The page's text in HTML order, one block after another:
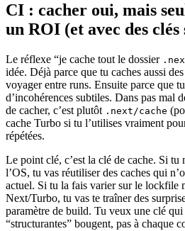
CI : cacher oui, mais
un ROI (et avec des clés
Le réflexe “je cache tout le dossier
idée. Déjà parce que tu caches aussi
voyager entre runs. Ensuite parce que
d’incohérences subtiles. Dans pas mal
de cacher, c’est plutôt .next/cache
cache Turbo si tu l’utilises vraiment
répétées.
Le point clé, c’est la clé de cache. Si tu
l’OS, tu vas réutiliser des caches qui
actuel. Si tu la fais varier sur le lockfile
Next/Turbo, tu vas te traîner des
paramètre de build. Tu veux une clé qui
“structurantes” bougent, pas à chaque